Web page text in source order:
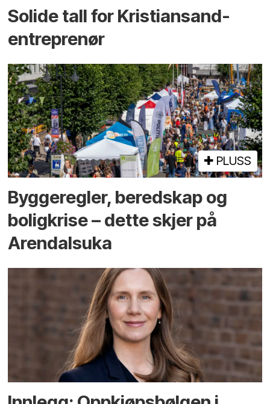
Solide tall for Kristiansand-
entreprenør
PLUSS
Bygge­regler, beredskap og
bolig­krise – dette skjer på
Arendals­uka